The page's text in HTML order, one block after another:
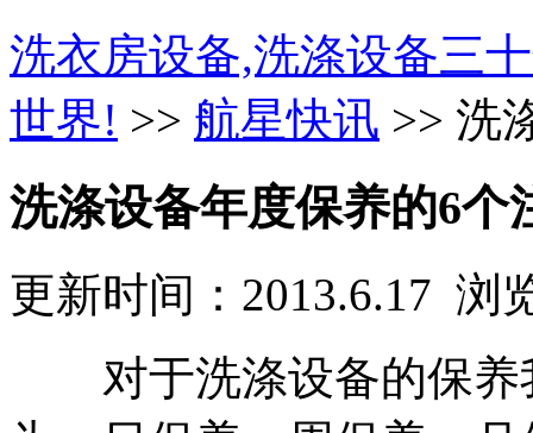
洗衣房设备,洗涤设备三
世界! >> 航星快讯 >> 洗
洗涤设备年度保养的6个
更新时间：2013.6.17 浏
对于洗涤设备的保养